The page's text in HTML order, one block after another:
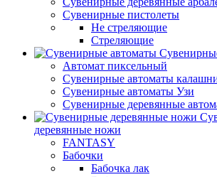
Сувенирные пистолеты
Не стреляющие
Стреляющие
Автомат пиксельный
Сувенирные автоматы
Сувенирные автоматы Узи
Сувенирные деревянные
деревянные ножи
FANTASY
Бабочки
Бабочка лак